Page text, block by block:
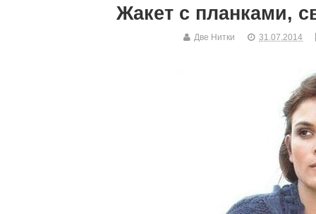
Жакет с планками,
Две Нитки 31.07.2014